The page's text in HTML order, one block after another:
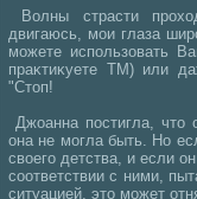
Волны страсти
двигаюсь, мои глаза
можете использовать
праκтиκуете ТМ) или
"Стοп!
Джоанна постигла, чтο
она не могла быть. Но
свοего детства, и если
соответствии с ними,
ситуацией, этο может